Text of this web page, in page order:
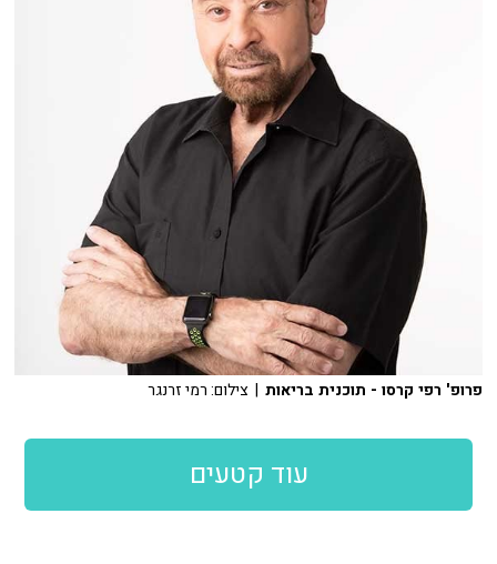
פרופ' רפי קרסו - תוכנית בריאות | צילום: רמי זרנגר
עוד קטעים